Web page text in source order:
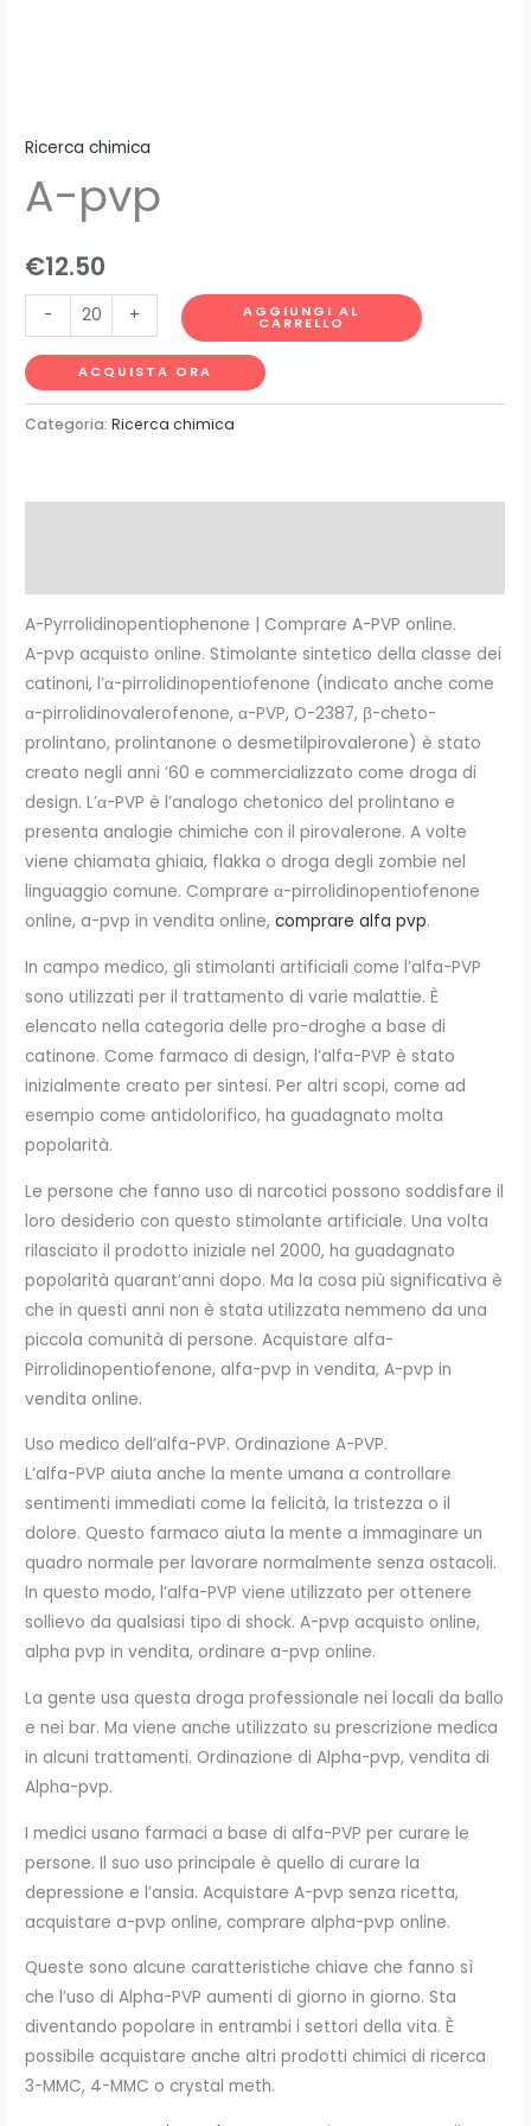
Ricerca chimica
A-pvp
€12.50
- + AGGIUNGI AL
CARRELLO
ACQUISTA ORA
Categoria:Ricerca chimica
A-Pyrrolidinopentiophenone | Comprare A-PVP online.
A-pvp acquisto online. Stimolante sintetico della classe dei
catinoni, l’α-pirrolidinopentiofenone (indicato anche come
α-pirrolidinovalerofenone, α-PVP, O-2387, β-cheto-
prolintano, prolintanone o desmetilpirovalerone) è stato
creato negli anni ’60 e commercializzato come droga di
design. L’α-PVP è l’analogo chetonico del prolintano e
presenta analogie chimiche con il pirovalerone. A volte
viene chiamata ghiaia, flakka o droga degli zombie nel
linguaggio comune. Comprare α-pirrolidinopentiofenone
online, a-pvp in vendita online,comprare alfa pvp.
In campo medico, gli stimolanti artificiali come l’alfa-PVP
sono utilizzati per il trattamento di varie malattie. È
elencato nella categoria delle pro-droghe a base di
catinone. Come farmaco di design, l’alfa-PVP è stato
inizialmente creato per sintesi. Per altri scopi, come ad
esempio come antidolorifico, ha guadagnato molta
popolarità.
Le persone che fanno uso di narcotici possono soddisfare il
loro desiderio con questo stimolante artificiale. Una volta
rilasciato il prodotto iniziale nel 2000, ha guadagnato
popolarità quarant’anni dopo. Ma la cosa più significativa è
che in questi anni non è stata utilizzata nemmeno da una
piccola comunità di persone. Acquistare alfa-
Pirrolidinopentiofenone, alfa-pvp in vendita, A-pvp in
vendita online.
Uso medico dell’alfa-PVP. Ordinazione A-PVP.
L’alfa-PVP aiuta anche la mente umana a controllare
sentimenti immediati come la felicità, la tristezza o il
dolore. Questo farmaco aiuta la mente a immaginare un
quadro normale per lavorare normalmente senza ostacoli.
In questo modo, l’alfa-PVP viene utilizzato per ottenere
sollievo da qualsiasi tipo di shock. A-pvp acquisto online,
alpha pvp in vendita, ordinare a-pvp online.
La gente usa questa droga professionale nei locali da ballo
e nei bar. Ma viene anche utilizzato su prescrizione medica
in alcuni trattamenti. Ordinazione di Alpha-pvp, vendita di
Alpha-pvp.
I medici usano farmaci a base di alfa-PVP per curare le
persone. Il suo uso principale è quello di curare la
depressione e l’ansia. Acquistare A-pvp senza ricetta,
acquistare a-pvp online, comprare alpha-pvp online.
Queste sono alcune caratteristiche chiave che fanno sì
che l’uso di Alpha-PVP aumenti di giorno in giorno. Sta
diventando popolare in entrambi i settori della vita. È
possibile acquistare anche altri prodotti chimici di ricerca
3-MMC, 4-MMC o crystal meth.